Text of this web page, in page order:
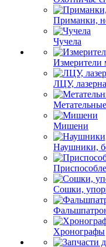
Приманки,
Чучела
Измерители
ЛЦУ,
Мишени
Наушники,
Сошки,
Хронографы